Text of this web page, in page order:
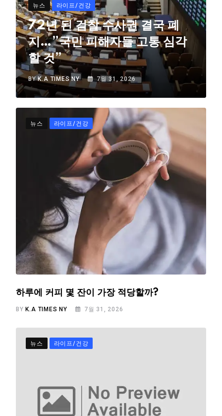
뉴스 라이프/건강
72년 된 검찰 수사권 결국 폐
지…”국민 피해자들 고통 심각
할 것”
BYK.A TIMES NY 7월 31, 2026
뉴스 라이프/건강
하루에 커피 몇 잔이 가장 적당할까?
BYK.A TIMES NY 7월 31, 2026
뉴스 라이프/건강